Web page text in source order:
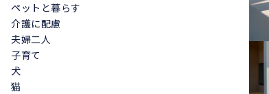
ペットと暮らす
介護に配慮
夫婦二人
子育て
犬
猫